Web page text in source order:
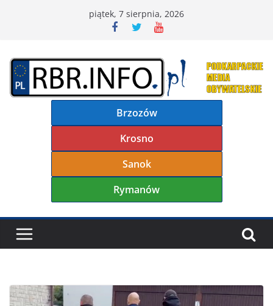
piątek, 7 sierpnia, 2026
Brzozów
Krosno
Sanok
Rymanów